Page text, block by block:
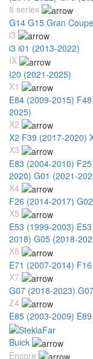
8 series
G14 G15 Gran
i3
i3 i01 (2013-2022)
IX
I20 (2021-2025)
X1
E84 (2009-2015)
2025)
X2
X2 F39 (2017-2020)
X3
E83 (2004-2010)
2020) G01 (2021-
X4
F26 (2014-2017)
X5
E53 (1999-2003)
2018) G05 (2018-
X6
E71 (2007-2014)
X7
G07 (2018-2023)
Z4
E85 (2003-2009)
Buick
Encore